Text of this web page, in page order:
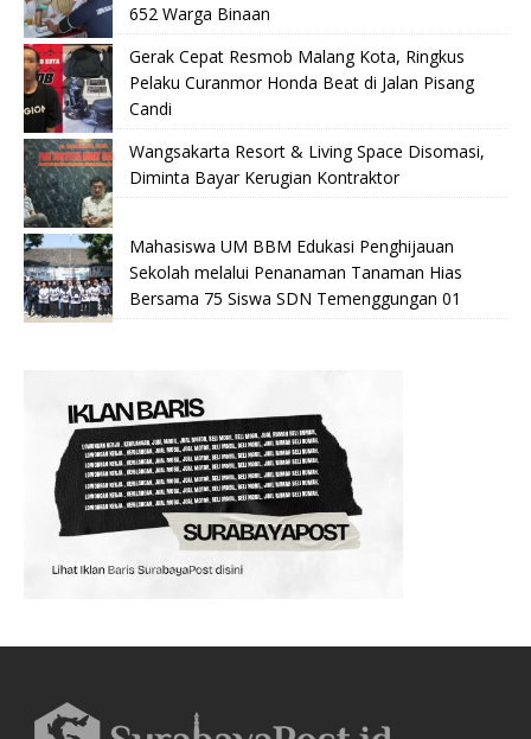
652 Warga Binaan
Gerak Cepat Resmob Malang Kota, Ringkus
Pelaku Curanmor Honda Beat di Jalan Pisang
Candi
Wangsakarta Resort & Living Space Disomasi,
Diminta Bayar Kerugian Kontraktor
Mahasiswa UM BBM Edukasi Penghijauan
Sekolah melalui Penanaman Tanaman Hias
Bersama 75 Siswa SDN Temenggungan 01